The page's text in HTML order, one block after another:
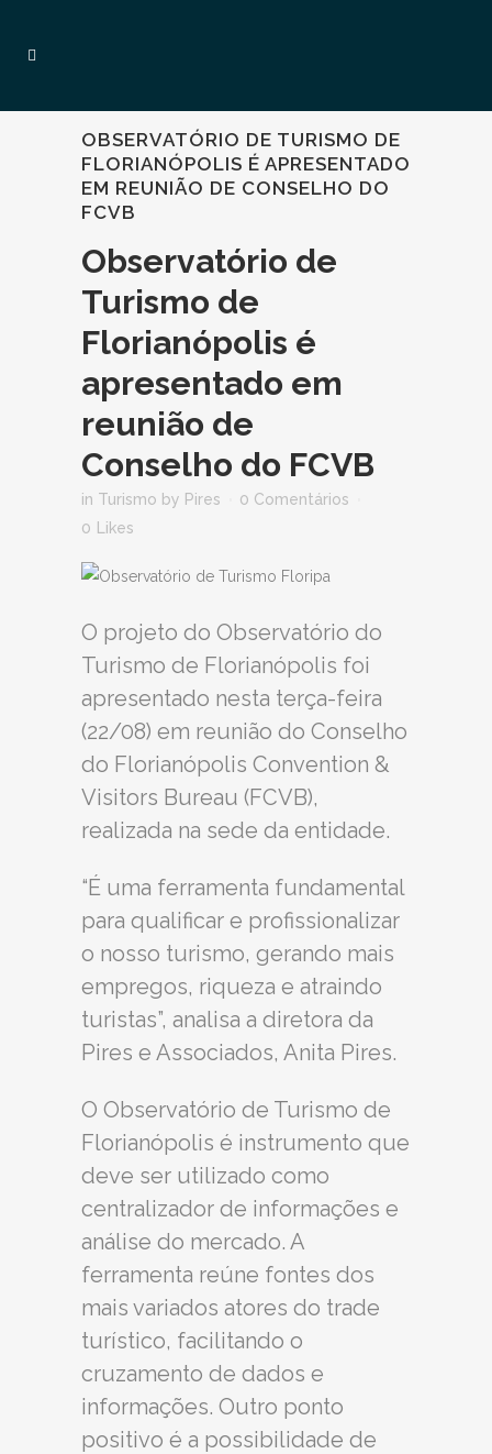
OBSERVATÓRIO DE TURISMO DE
FLORIANÓPOLIS É APRESENTADO
EM REUNIÃO DE CONSELHO DO
FCVB
Observatório de
Turismo de
Florianópolis é
apresentado em
reunião de
Conselho do FCVB
in Turismo by Pires
0 Comentários
0
Likes
O projeto do Observatório do
Turismo de Florianópolis foi
apresentado nesta terça-feira
(22/08) em reunião do Conselho
do Florianópolis Convention &
Visitors Bureau (FCVB),
realizada na sede da entidade.
“É uma ferramenta fundamental
para qualificar e profissionalizar
o nosso turismo, gerando mais
empregos, riqueza e atraindo
turistas”, analisa a diretora da
Pires e Associados, Anita Pires.
O Observatório de Turismo de
Florianópolis é instrumento que
deve ser utilizado como
centralizador de informações e
análise do mercado. A
ferramenta reúne fontes dos
mais variados atores do trade
turístico, facilitando o
cruzamento de dados e
informações. Outro ponto
positivo é a possibilidade de